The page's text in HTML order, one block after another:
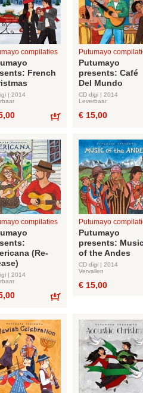
compilaties
French
| 2014
Putumayo
Putumayo
presents: Café
Del Mundo
CD digi | 2014
Leverbaar
€ 15,00
compilaties
(Re-
| 2014
Putumayo
Putumayo
presents:
of the Andes
CD digi | 2014
Vervallen
€ 15,00